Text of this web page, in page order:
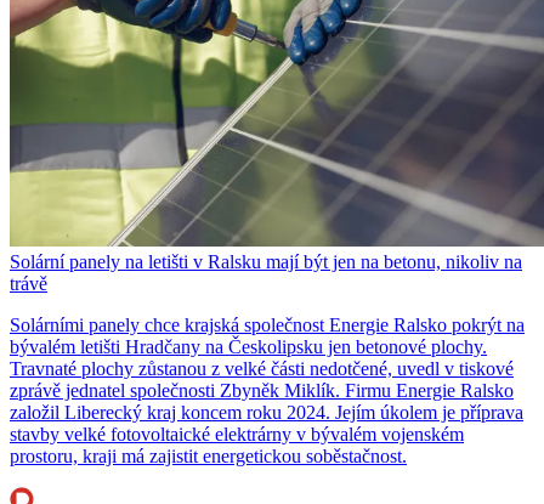
Solární panely na letišti v Ralsku mají být jen na betonu, nikoliv na
trávě
Solárními panely chce krajská společnost Energie Ralsko pokrýt na
bývalém letišti Hradčany na Českolipsku jen betonové plochy.
Travnaté plochy zůstanou z velké části nedotčené, uvedl v tiskové
zprávě jednatel společnosti Zbyněk Miklík. Firmu Energie Ralsko
založil Liberecký kraj koncem roku 2024. Jejím úkolem je příprava
stavby velké fotovoltaické elektrárny v bývalém vojenském
prostoru, kraji má zajistit energetickou soběstačnost.